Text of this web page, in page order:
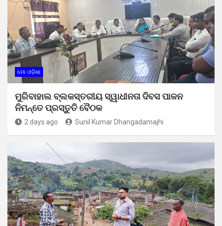
ମୋ ଓଡ଼ିଶା
ମୁରିବାହାଲ ବ୍ଲକସ୍ତରୀୟ ସ୍ୱାଧୀନତା ଦିବସ ପାଳନ
ନିମନ୍ତେ ପ୍ରସ୍ତୁତି ବୈଠକ
2 days ago Sunil Kumar Dhangadamajhi